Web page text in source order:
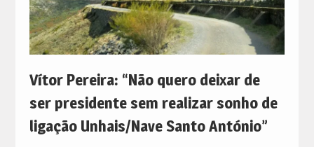
Vítor Pereira: “Não quero deixar de
ser presidente sem realizar sonho de
ligação Unhais/Nave Santo António”